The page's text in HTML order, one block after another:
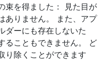
束を得ました： 見た目が
ありません。 また、アプ
ダーにも存在しないた
ることもできません。 ど
り除くことができます